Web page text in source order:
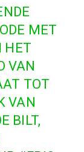
MET
HET
VAN
TOT
VAN
BILT,